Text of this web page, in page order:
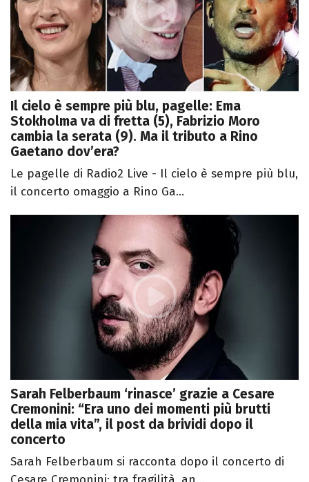
Il cielo è sempre più blu, pagelle: Ema
Stokholma va di fretta (5), Fabrizio Moro
cambia la serata (9). Ma il tributo a Rino
Gaetano dov’era?
Le pagelle di Radio2 Live - Il cielo è sempre più blu,
il concerto omaggio a Rino Ga...
Sarah Felberbaum ‘rinasce’ grazie a Cesare
Cremonini: “Era uno dei momenti più brutti
della mia vita”, il post da brividi dopo il
concerto
Sarah Felberbaum si racconta dopo il concerto di